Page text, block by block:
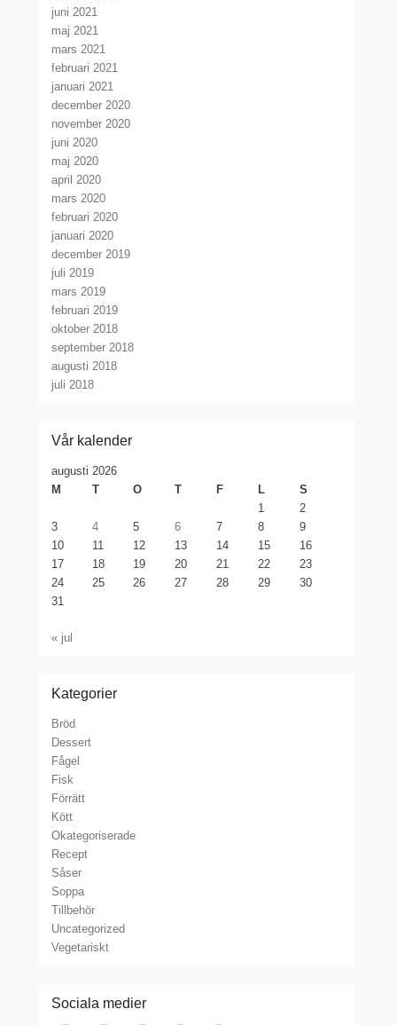
juni 2021
maj 2021
mars 2021
februari 2021
januari 2021
december 2020
november 2020
juni 2020
maj 2020
april 2020
mars 2020
februari 2020
januari 2020
december 2019
juli 2019
mars 2019
februari 2019
oktober 2018
september 2018
augusti 2018
juli 2018
Vår kalender
augusti 2026
M
T O T F L
S
1
2
3
4 5 6 7 8
9
10
11 12 13 14 15
16
17
18 19 20 21 22
23
24
25 26 27 28 29
30
31
« jul
Kategorier
Bröd
Dessert
Fågel
Fisk
Förrätt
Kött
Okategoriserade
Recept
Såser
Soppa
Tillbehör
Uncategorized
Vegetariskt
Sociala medier